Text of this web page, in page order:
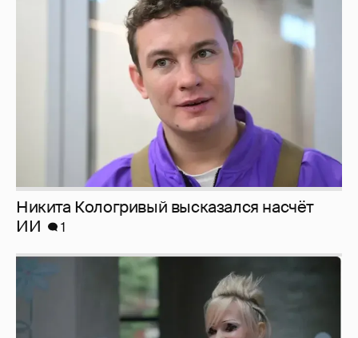
Никита Кологривый высказался насчёт
ИИ
1